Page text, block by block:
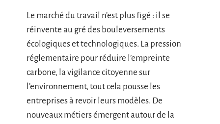
Le marché du travail n’est plus figé : il se
réinvente au gré des bouleversements
écologiques et technologiques. La pression
réglementaire pour réduire l’empreinte
carbone, la vigilance citoyenne sur
l’environnement, tout cela pousse les
entreprises à revoir leurs modèles. De
nouveaux métiers émergent autour de la